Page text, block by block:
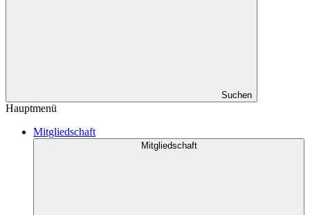
Suchen
Hauptmenü
Mitgliedschaft
Mitgliedschaft